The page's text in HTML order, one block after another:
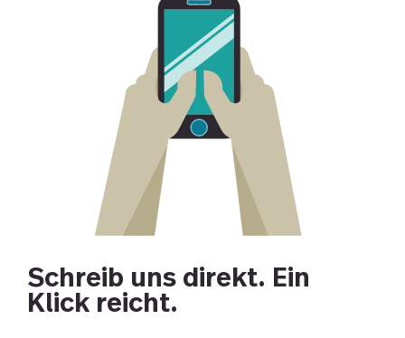
Schreib uns direkt. Ein
Klick reicht.